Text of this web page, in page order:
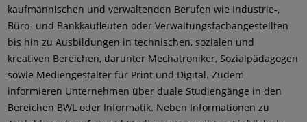
kaufmännischen und verwaltenden Berufen wie Industrie-,
Büro- und Bankkaufleuten oder Verwaltungsfachangestellten
bis hin zu Ausbildungen in technischen, sozialen und
kreativen Bereichen, darunter Mechatroniker, Sozialpädagogen
sowie Mediengestalter für Print und Digital. Zudem
informieren Unternehmen über duale Studiengänge in den
Bereichen BWL oder Informatik. Neben Informationen zu